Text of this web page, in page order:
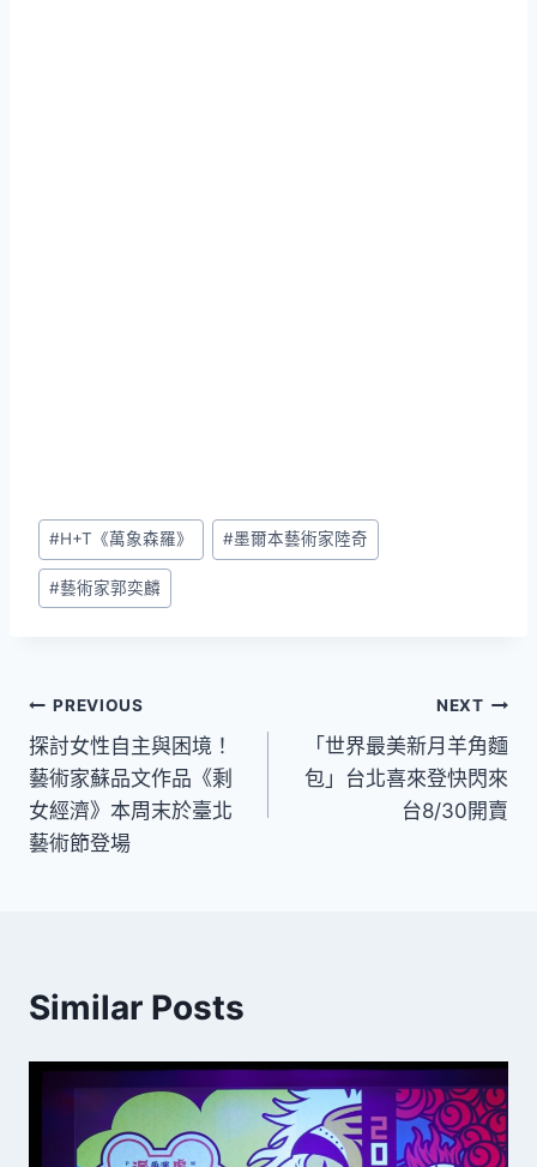
Post
Tags:
#H+T《萬象森羅》 #墨爾本藝術家陸奇
#藝術家郭奕麟
文
章
導
覽
PREVIOUS
探討女性自主與困境！
藝術家蘇品文作品《剩
女經濟》本周末於臺北
藝術節登場
NEXT
「世界最美新月羊角麵
包」台北喜來登快閃來
台8/30開賣
Similar Posts